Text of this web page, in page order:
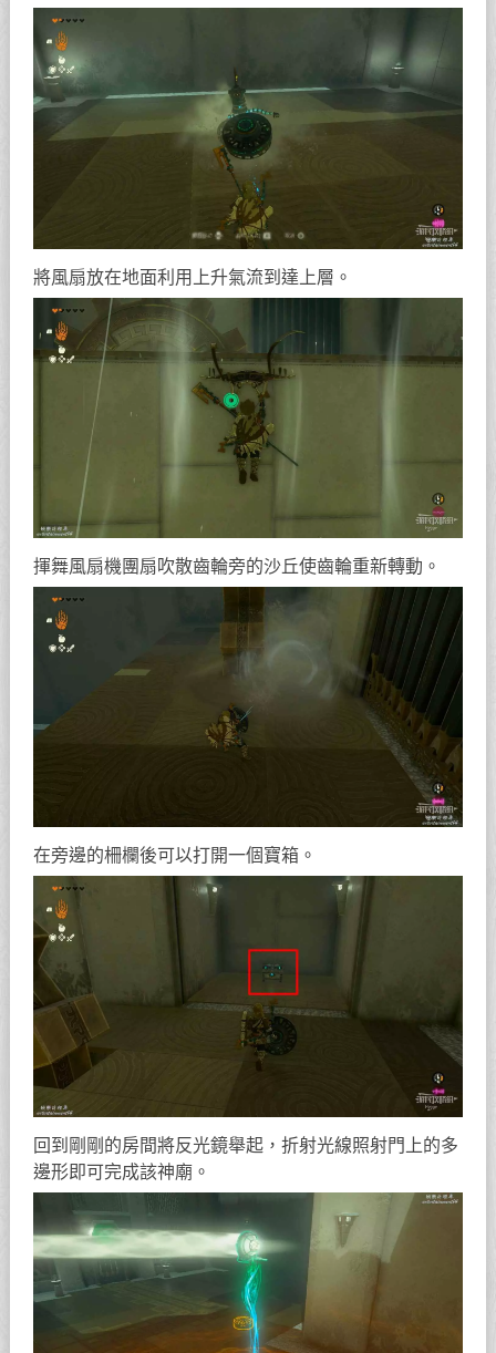
將風扇放在地面利用上升氣流到達上層。
揮舞風扇機團扇吹散齒輪旁的沙丘使齒輪重新轉動。
在旁邊的柵欄後可以打開一個寶箱。
回到剛剛的房間將反光鏡舉起，折射光線照射門上的多
邊形即可完成該神廟。